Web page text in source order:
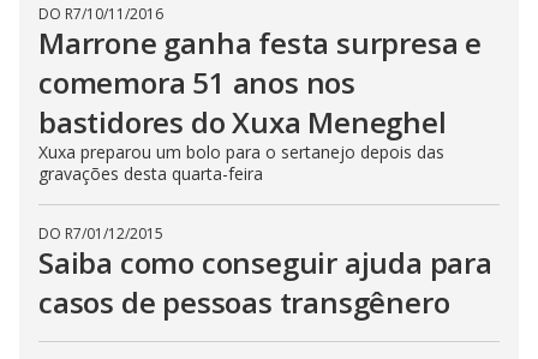
DO R7/10/11/2016
Marrone ganha festa surpresa e
comemora 51 anos nos
bastidores do Xuxa Meneghel
Xuxa preparou um bolo para o sertanejo depois das
gravações desta quarta-feira
DO R7/01/12/2015
Saiba como conseguir ajuda para
casos de pessoas transgênero